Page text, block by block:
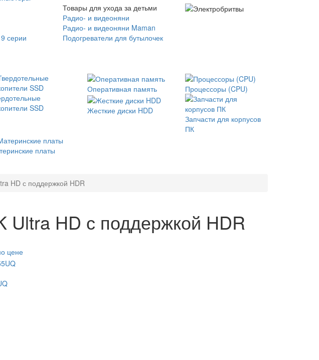
серии
Товары для ухода за детьми
Радио- и видеоняни
Радио- и видеоняни Maman
Подогреватели для бутылочек
SSD
Оперативная память Процессоры (CPU)
Жесткие диски HDD
Запчасти для корпусов
ПК
платы
HD с поддержкой HDR
Ultra HD с поддержкой HDR
цене